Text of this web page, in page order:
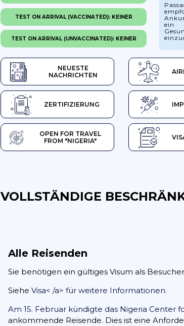
NEUESTE
NACHRICHTEN
ZERTIFIZIERUNG
OPEN FOR TRAVEL
FROM "NIGERIA"
ein
TEST ON ARRIVAL (VACCINATED): KEINER
TEST ON ARRIVAL (UNVACCINATED): KEINER
VOLLSTÄNDIGE
Alle Reisenden
Sie benötigen ein gültiges Visum als
Siehe Visa< /a> für weitere Informationen.
Am 15. Februar kündigte das Nigeria Center
ankommende Reisende. Dies ist eine